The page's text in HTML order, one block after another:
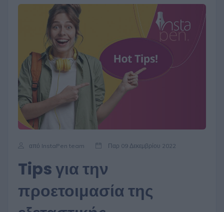
από InstaPen team Παρ 09 Δεκεμβρίου 2022
Tips για την
προετοιμασία της